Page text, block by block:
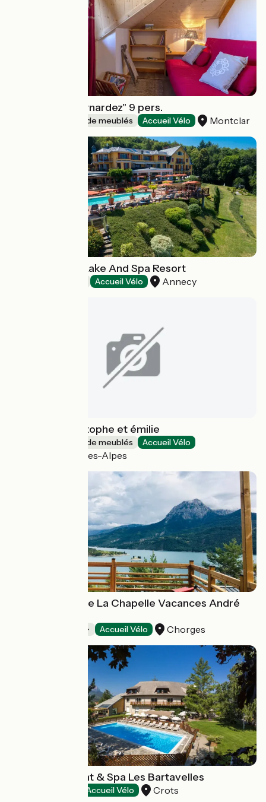
Les Alisiers "Bernardez" 9 pers.
Gîtes et locations de meublés Accueil Vélo Montclar
Les Trésoms - Lake And Spa Resort
Accueil Vélo Annecy
Gîte chez Christophe et émilie
Gîtes et locations de meublés Accueil Vélo
Châteauroux-les-Alpes
Camping Baie de La Chapelle Vacances André
Accueil Vélo Chorges
Hôtel Restaurant & Spa Les Bartavelles
Accueil Vélo Crots